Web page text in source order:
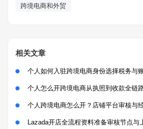
跨境电商和外贸
相关文章
个人如何入驻跨境电商身份选择税务与
个人怎么开跨境电商从执照到收款全链
个人跨境电商怎么开？店铺平台审核与
Lazada开店全流程资料准备审核节点与